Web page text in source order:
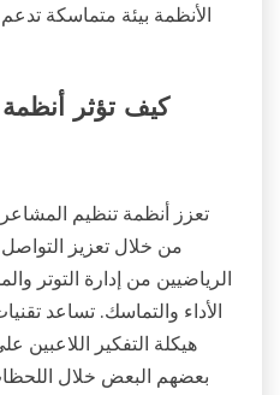
الأنظمة بيئة متماسكة
كيف تؤثر
تعزز أنظمة تنظيم
من خلال تعزيز
الرياضيين من إدارة التوتر
الأداء والتماسك. تساعد
هيكلة التفكير اللاعبين
بعضهم البعض خلال